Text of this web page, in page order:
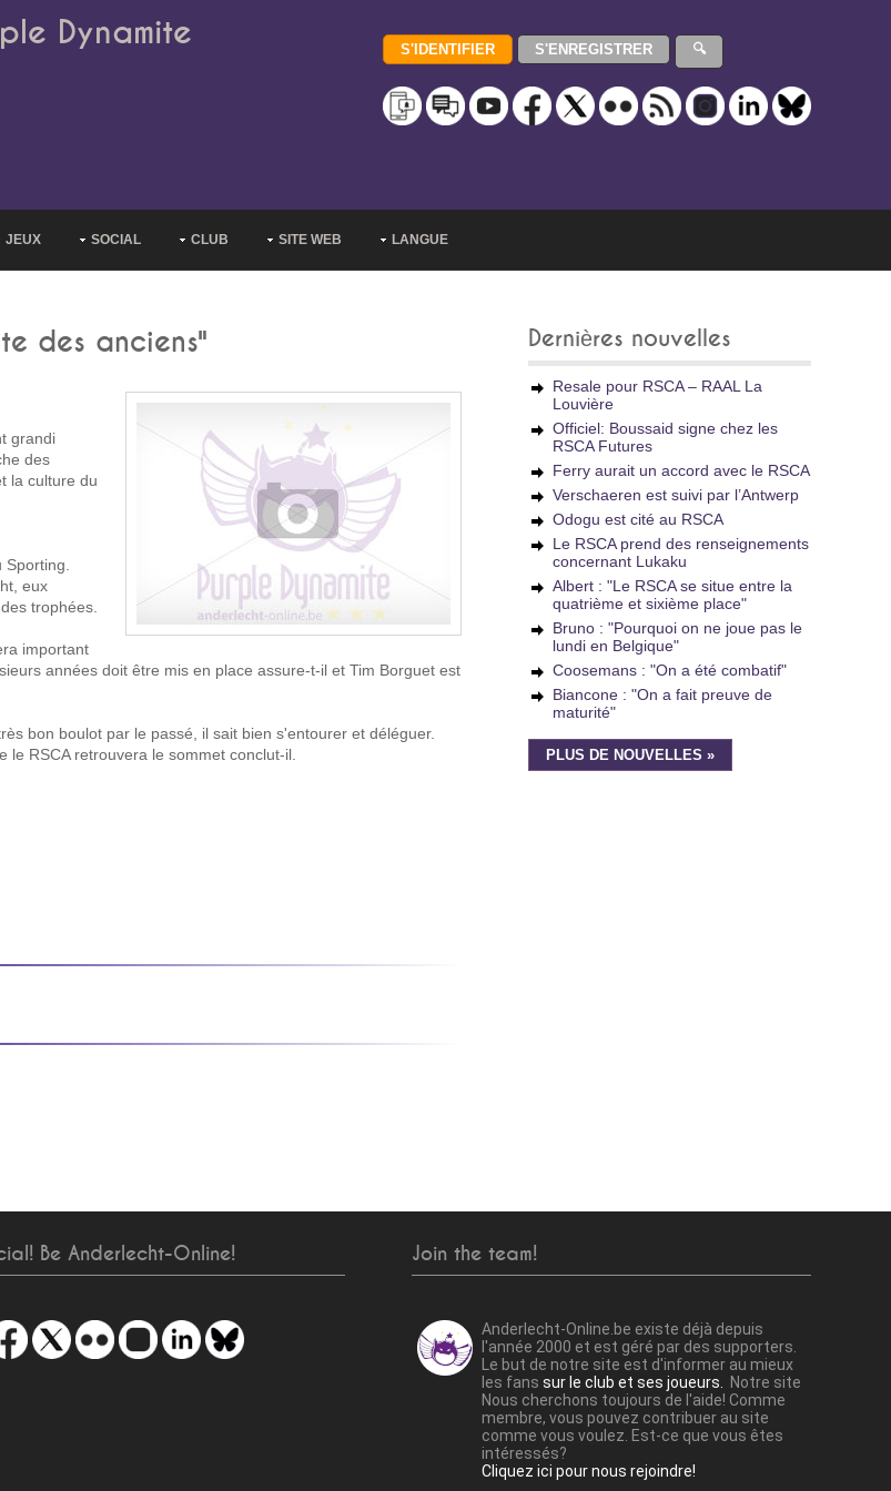
Dynamite
JEUX SOCIAL CLUB SITE WEB LANGUE
des anciens"
grandi
des
la culture du
eux
trophées.
important
années doit être mis en place assure-t-il et Tim Borguet est
bon boulot par le passé, il sait bien s'entourer et déléguer.
RSCA retrouvera le sommet conclut-il.
Dernières nouvelles
Resale pour RSCA – RAAL La
Louvière
Officiel: Boussaid signe chez les
RSCA Futures
Ferry aurait un accord avec le RSCA
Verschaeren est suivi par l’Antwerp
Odogu est cité au RSCA
Le RSCA prend des renseignements
concernant Lukaku
Albert : "Le RSCA se situe entre la
quatrième et sixième place"
Bruno : "Pourquoi on ne joue pas le
lundi en Belgique"
Coosemans : "On a été combatif"
Biancone : "On a fait preuve de
maturité"
PLUS DE NOUVELLES »
Be Anderlecht-Online! Join the team!
Anderlecht-Online.be existe déjà depuis
l'année 2000 et est géré par des supporters.
Le but de notre site est d'informer au mieux
les fans sur le club et ses joueurs.
Notre site
Nous cherchons toujours de l'aide! Comme
membre, vous pouvez contribuer au site
comme vous voulez. Est-ce que vous êtes
intéressés?
Cliquez ici pour nous rejoindre!